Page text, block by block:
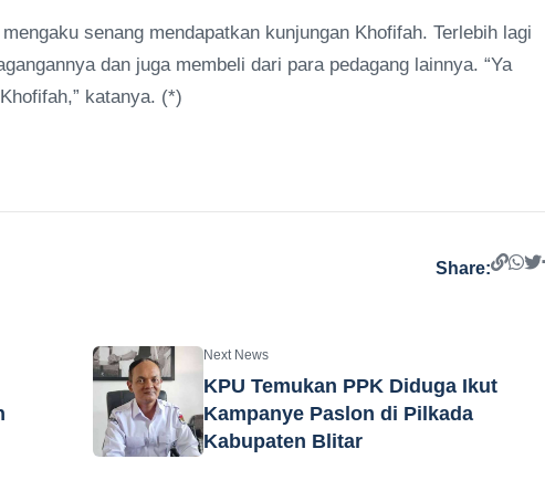
senang mendapatkan kunjungan Khofifah. Terlebih lagi
dan juga membeli dari para pedagang lainnya. “Ya
katanya. (*)
Share:
Next News
KPU Temukan PPK Diduga Ikut
Kampanye Paslon di Pilkada
Kabupaten Blitar